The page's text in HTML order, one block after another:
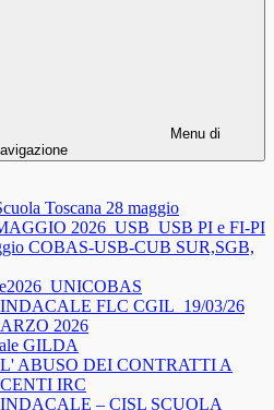
Menu di
Toscana 28 maggio
2026_USB_USB PI e FI-PI
COBAS-USB-CUB SUR,SGB,
FLC CGIL_19/03/26
2026
GILDA
ABUSO DEI CONTRATTI A
IRC
– CISL SCUOLA